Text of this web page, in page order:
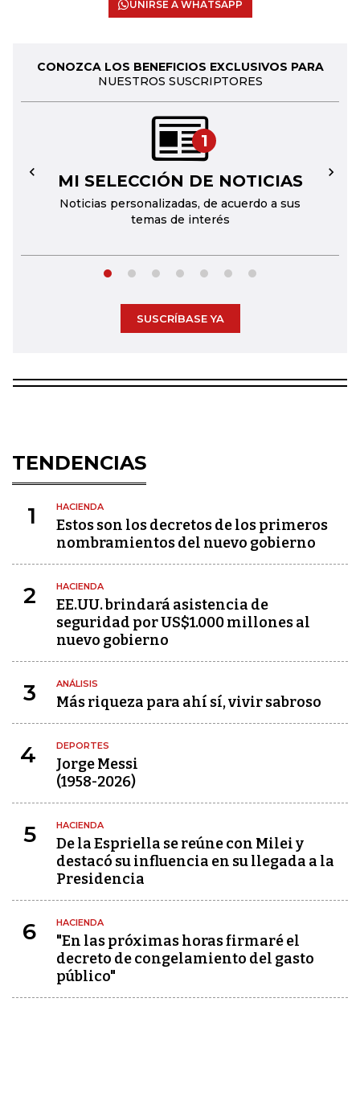
UNIRSE A WHATSAPP
CONOZCA LOS BENEFICIOS EXCLUSIVOS PARA
NUESTROS SUSCRIPTORES
1
MI SELECCIÓN DE NOTICIAS
Noticias personalizadas, de acuerdo a sus
temas de interés
← →
SUSCRÍBASE YA
TENDENCIAS
1 HACIENDA
Estos son los decretos de los primeros
nombramientos del nuevo gobierno
2 HACIENDA
EE.UU. brindará asistencia de
seguridad por US$1.000 millones al
nuevo gobierno
3 ANÁLISIS
Más riqueza para ahí sí, vivir sabroso
4 DEPORTES
Jorge Messi
(1958-2026)
5 HACIENDA
De la Espriella se reúne con Milei y
destacó su influencia en su llegada a la
Presidencia
6 HACIENDA
"En las próximas horas firmaré el
decreto de congelamiento del gasto
público"